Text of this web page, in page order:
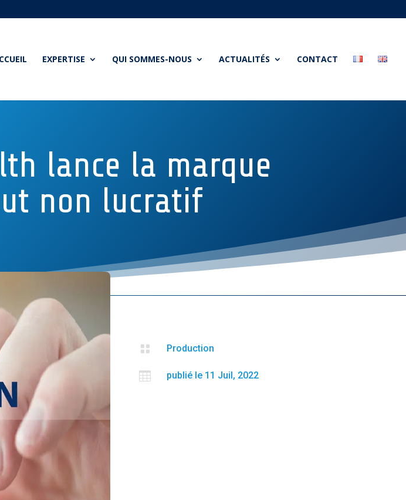
EXPERTISE QUI SOMMES-NOUS ACTUALITÉS CONTACT
lance la marque
non lucratif
 Production
 publié le 11 Juil, 2022